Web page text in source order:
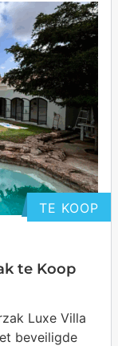
TE KOOP
te Koop
Luxe Villa
beveiligde